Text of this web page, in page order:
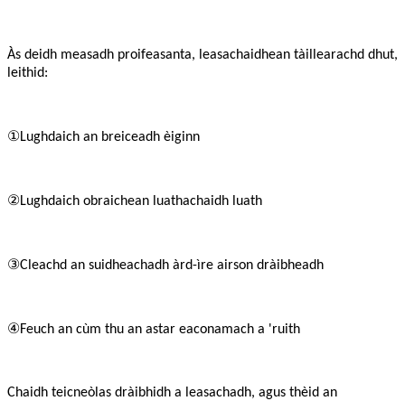
Às deidh measadh proifeasanta, leasachaidhean tàillearachd dhut,
leithid:
①Lughdaich an breiceadh èiginn
②Lughdaich obraichean luathachaidh luath
③Cleachd an suidheachadh àrd-ìre airson dràibheadh
④Feuch an cùm thu an astar eaconamach a 'ruith
Chaidh teicneòlas dràibhidh a leasachadh, agus thèid an